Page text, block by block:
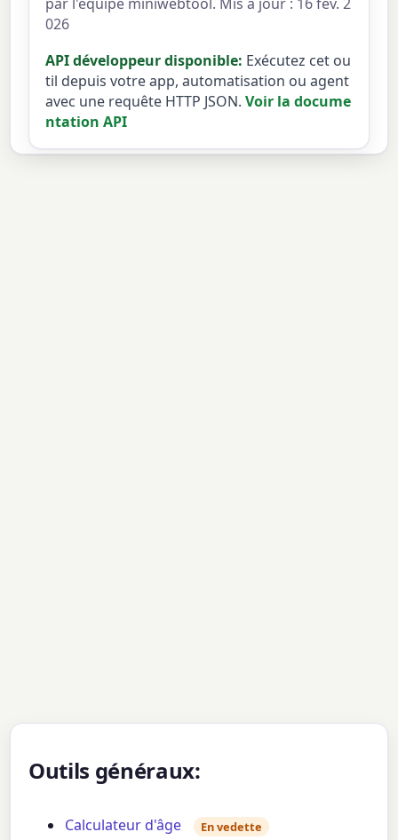
par l'équipe miniwebtool. Mis à jour : 16 fév. 2
026
API développeur disponible: Exécutez cet ou
til depuis votre app, automatisation ou agent
avec une requête HTTP JSON. Voir la docume
ntation API
Outils généraux:
Calculateur d'âge En vedette